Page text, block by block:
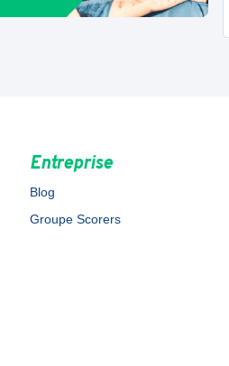
Entreprise
Blog
Groupe Scorers